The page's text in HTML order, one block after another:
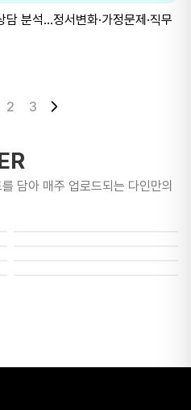
분석…정서변화·가정문제·직무
2 3
담아 매주 업로드되는 다인만의